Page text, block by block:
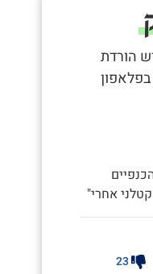
הורדת
סוללה בפלאפון
אחרי"
23